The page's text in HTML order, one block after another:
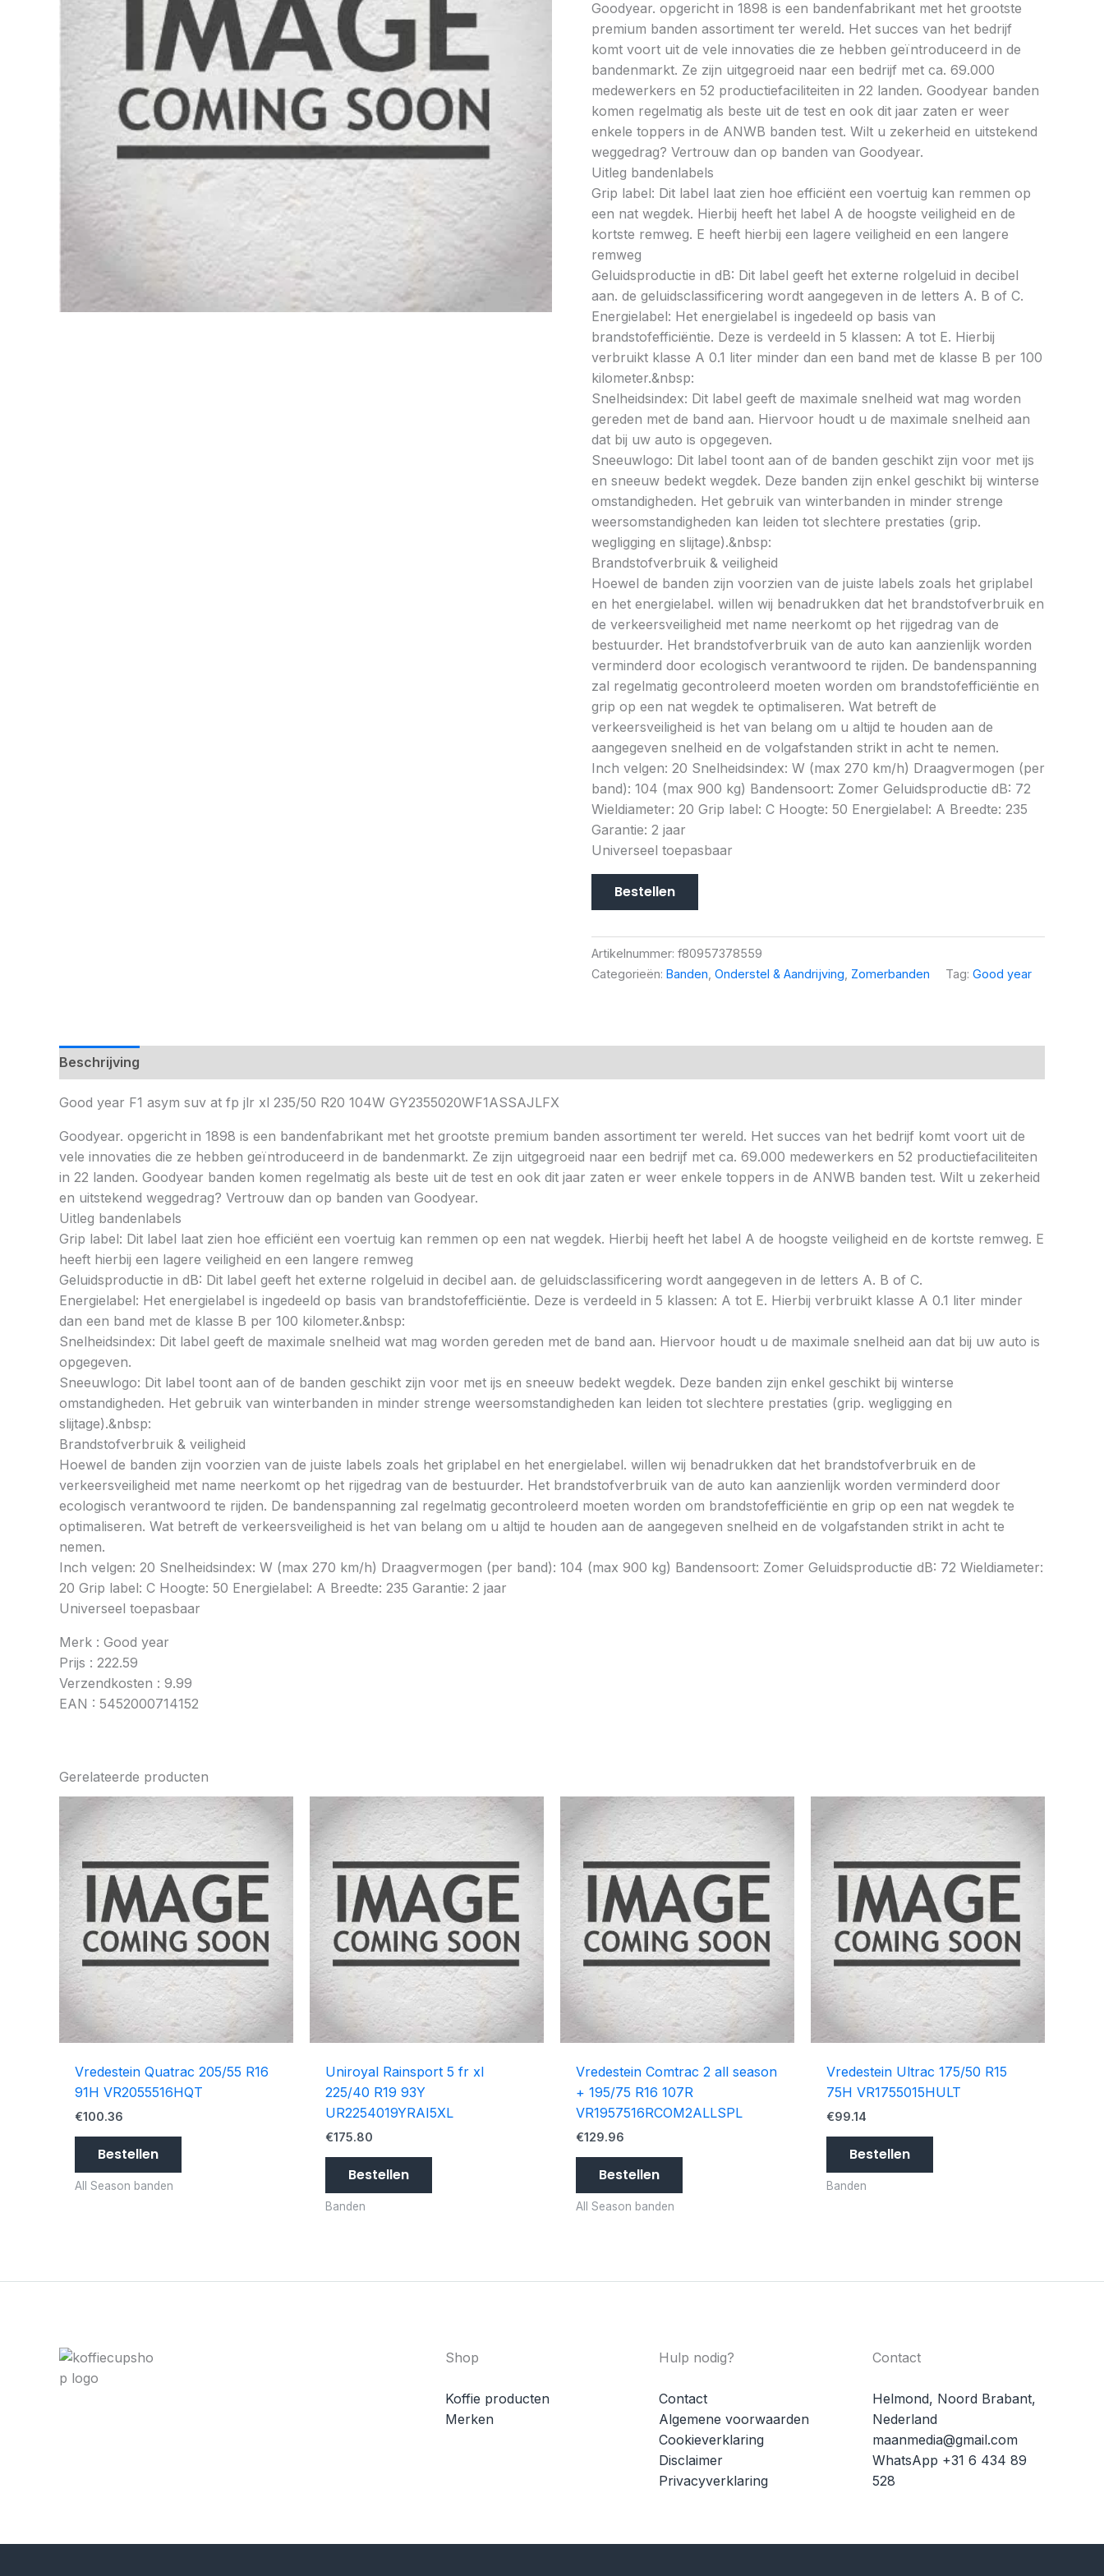
Goodyear. opgericht in 1898 is een bandenfabrikant met het grootste
premium banden assortiment ter wereld. Het succes van het bedrijf
komt voort uit de vele innovaties die ze hebben geïntroduceerd in de
bandenmarkt. Ze zijn uitgegroeid naar een bedrijf met ca. 69.000
medewerkers en 52 productiefaciliteiten in 22 landen. Goodyear banden
komen regelmatig als beste uit de test en ook dit jaar zaten er weer
enkele toppers in de ANWB banden test. Wilt u zekerheid en uitstekend
weggedrag? Vertrouw dan op banden van Goodyear.
Uitleg bandenlabels
Grip label: Dit label laat zien hoe efficiënt een voertuig kan remmen op
een nat wegdek. Hierbij heeft het label A de hoogste veiligheid en de
kortste remweg. E heeft hierbij een lagere veiligheid en een langere
remweg
Geluidsproductie in dB: Dit label geeft het externe rolgeluid in decibel
aan. de geluidsclassificering wordt aangegeven in de letters A. B of C.
Energielabel: Het energielabel is ingedeeld op basis van
brandstofefficiëntie. Deze is verdeeld in 5 klassen: A tot E. Hierbij
verbruikt klasse A 0.1 liter minder dan een band met de klasse B per 100
kilometer.&nbsp:
Snelheidsindex: Dit label geeft de maximale snelheid wat mag worden
gereden met de band aan. Hiervoor houdt u de maximale snelheid aan
dat bij uw auto is opgegeven.
Sneeuwlogo: Dit label toont aan of de banden geschikt zijn voor met ijs
en sneeuw bedekt wegdek. Deze banden zijn enkel geschikt bij winterse
omstandigheden. Het gebruik van winterbanden in minder strenge
weersomstandigheden kan leiden tot slechtere prestaties (grip.
wegligging en slijtage).&nbsp:
Brandstofverbruik & veiligheid
Hoewel de banden zijn voorzien van de juiste labels zoals het griplabel
en het energielabel. willen wij benadrukken dat het brandstofverbruik en
de verkeersveiligheid met name neerkomt op het rijgedrag van de
bestuurder. Het brandstofverbruik van de auto kan aanzienlijk worden
verminderd door ecologisch verantwoord te rijden. De bandenspanning
zal regelmatig gecontroleerd moeten worden om brandstofefficiëntie en
grip op een nat wegdek te optimaliseren. Wat betreft de
verkeersveiligheid is het van belang om u altijd te houden aan de
aangegeven snelheid en de volgafstanden strikt in acht te nemen.
Inch velgen: 20 Snelheidsindex: W (max 270 km/h) Draagvermogen (per
band): 104 (max 900 kg) Bandensoort: Zomer Geluidsproductie dB: 72
Wieldiameter: 20 Grip label: C Hoogte: 50 Energielabel: A Breedte: 235
Garantie: 2 jaar
Universeel toepasbaar
Bestellen
Artikelnummer: f80957378559
Categorieën: Banden Onderstel & Aandrijving Zomerbanden Tag: Good year
Beschrijving
Good year F1 asym suv at fp jlr xl 235/50 R20 104W GY2355020WF1ASSAJLFX
Goodyear. opgericht in 1898 is een bandenfabrikant met het grootste premium banden assortiment ter wereld. Het succes van het bedrijf komt voort uit de
vele innovaties die ze hebben geïntroduceerd in de bandenmarkt. Ze zijn uitgegroeid naar een bedrijf met ca. 69.000 medewerkers en 52 productiefaciliteiten
in 22 landen. Goodyear banden komen regelmatig als beste uit de test en ook dit jaar zaten er weer enkele toppers in de ANWB banden test. Wilt u zekerheid
en uitstekend weggedrag? Vertrouw dan op banden van Goodyear.
Uitleg bandenlabels
Grip label: Dit label laat zien hoe efficiënt een voertuig kan remmen op een nat wegdek. Hierbij heeft het label A de hoogste veiligheid en de kortste remweg. E
heeft hierbij een lagere veiligheid en een langere remweg
Geluidsproductie in dB: Dit label geeft het externe rolgeluid in decibel aan. de geluidsclassificering wordt aangegeven in de letters A. B of C.
Energielabel: Het energielabel is ingedeeld op basis van brandstofefficiëntie. Deze is verdeeld in 5 klassen: A tot E. Hierbij verbruikt klasse A 0.1 liter minder
dan een band met de klasse B per 100 kilometer.&nbsp:
Snelheidsindex: Dit label geeft de maximale snelheid wat mag worden gereden met de band aan. Hiervoor houdt u de maximale snelheid aan dat bij uw auto is
opgegeven.
Sneeuwlogo: Dit label toont aan of de banden geschikt zijn voor met ijs en sneeuw bedekt wegdek. Deze banden zijn enkel geschikt bij winterse
omstandigheden. Het gebruik van winterbanden in minder strenge weersomstandigheden kan leiden tot slechtere prestaties (grip. wegligging en
slijtage).&nbsp:
Brandstofverbruik & veiligheid
Hoewel de banden zijn voorzien van de juiste labels zoals het griplabel en het energielabel. willen wij benadrukken dat het brandstofverbruik en de
verkeersveiligheid met name neerkomt op het rijgedrag van de bestuurder. Het brandstofverbruik van de auto kan aanzienlijk worden verminderd door
ecologisch verantwoord te rijden. De bandenspanning zal regelmatig gecontroleerd moeten worden om brandstofefficiëntie en grip op een nat wegdek te
optimaliseren. Wat betreft de verkeersveiligheid is het van belang om u altijd te houden aan de aangegeven snelheid en de volgafstanden strikt in acht te
nemen.
Inch velgen: 20 Snelheidsindex: W (max 270 km/h) Draagvermogen (per band): 104 (max 900 kg) Bandensoort: Zomer Geluidsproductie dB: 72 Wieldiameter:
20 Grip label: C Hoogte: 50 Energielabel: A Breedte: 235 Garantie: 2 jaar
Universeel toepasbaar
Merk : Good year
Prijs : 222.59
Verzendkosten : 9.99
EAN : 5452000714152
Gerelateerde producten
Vredestein Quatrac 205/55 R16
91H VR2055516HQT
€100.36
Bestellen
All Season banden
Uniroyal Rainsport 5 fr xl
225/40 R19 93Y
UR2254019YRAI5XL
€175.80
Bestellen
Banden
Vredestein Comtrac 2 all season
+ 195/75 R16 107R
VR1957516RCOM2ALLSPL
€129.96
Bestellen
All Season banden
Vredestein Ultrac 175/50 R15
75H VR1755015HULT
€99.14
Bestellen
Banden
Shop
Koffie producten
Merken
Hulp nodig?
Contact
Algemene voorwaarden
Cookieverklaring
Disclaimer
Privacyverklaring
Contact
Helmond, Noord Brabant,
Nederland
maanmedia@gmail.com
WhatsApp +31 6 434 89
528